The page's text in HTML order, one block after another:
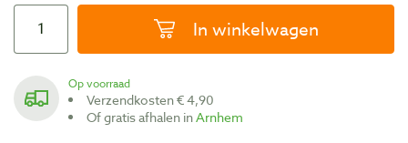
In winkelwagen
Op voorraad
Verzendkosten € 4,90
Of gratis afhalen inArnhem